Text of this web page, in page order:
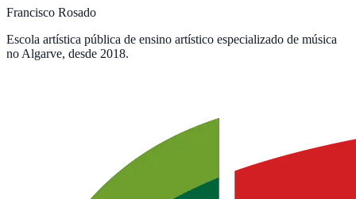
Francisco Rosado
Escola artística pública de ensino artístico especializado de música
no Algarve, desde 2018.